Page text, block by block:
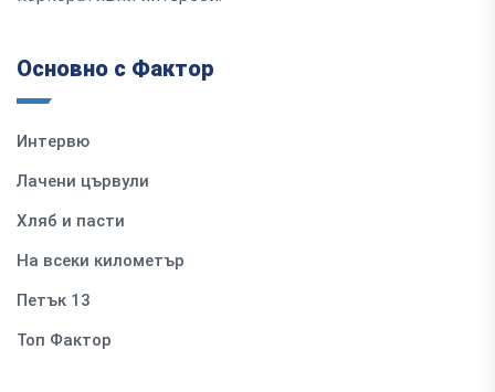
Основно с Фактор
Интервю
Лачени цървули
Хляб и пасти
На всеки километър
Петък 13
Топ Фактор